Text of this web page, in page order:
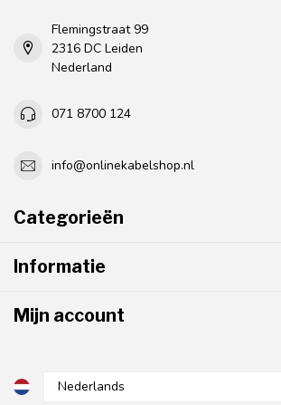
Flemingstraat 99
2316 DC Leiden
Nederland
071 8700 124
info@onlinekabelshop.nl
Categorieën
Informatie
Mijn account